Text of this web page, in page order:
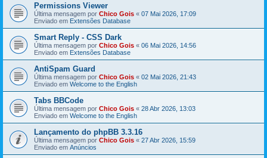
Permissions Viewer
Última mensagem por Chico Gois « 07 Mai 2026, 17:09
Enviado em Extensões Database
Smart Reply - CSS Dark
Última mensagem por Chico Gois « 06 Mai 2026, 14:56
Enviado em Extensões Database
AntiSpam Guard
Última mensagem por Chico Gois « 02 Mai 2026, 21:43
Enviado em Welcome to the English
Tabs BBCode
Última mensagem por Chico Gois « 28 Abr 2026, 13:03
Enviado em Welcome to the English
Lançamento do phpBB 3.3.16
Última mensagem por Chico Gois « 27 Abr 2026, 15:59
Enviado em Anúncios